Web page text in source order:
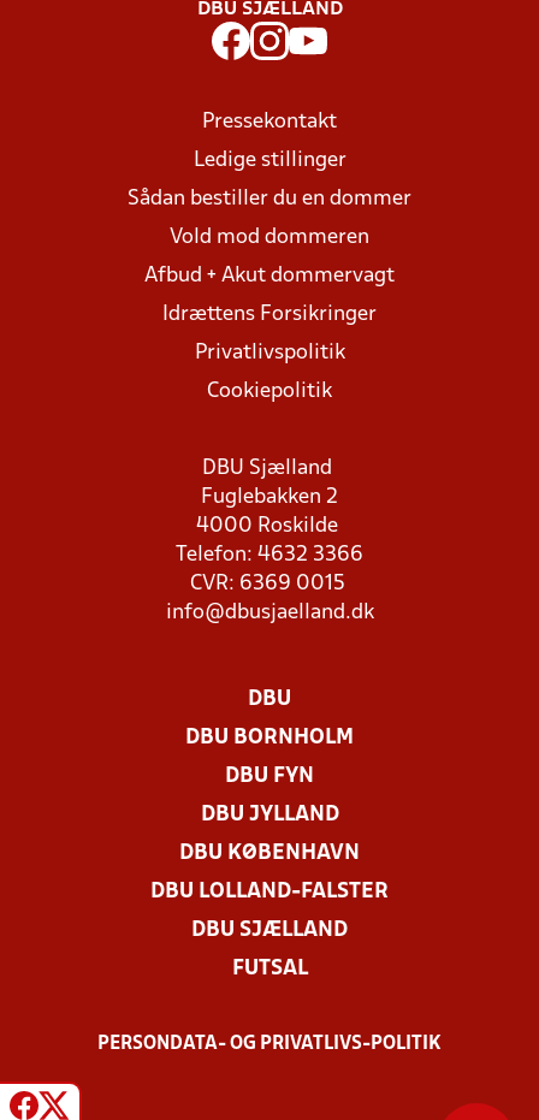
DBU SJÆLLAND
Pressekontakt
Ledige stillinger
Sådan bestiller du en dommer
Vold mod dommeren
Afbud + Akut dommervagt
Idrættens Forsikringer
Privatlivspolitik
Cookiepolitik
DBU Sjælland
Fuglebakken 2
4000 Roskilde
Telefon: 4632 3366
CVR: 6369 0015
info@dbusjaelland.dk
DBU
DBU BORNHOLM
DBU FYN
DBU JYLLAND
DBU KØBENHAVN
DBU LOLLAND-FALSTER
DBU SJÆLLAND
FUTSAL
PERSONDATA- OG PRIVATLIVS-POLITIK